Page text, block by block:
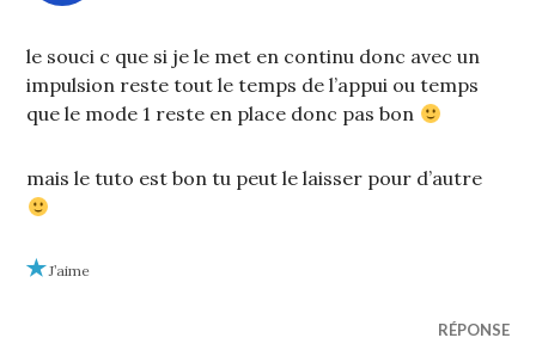
le souci c que si je le met en continu donc avec un
impulsion reste tout le temps de l’appui ou temps
que le mode 1 reste en place donc pas bon
mais le tuto est bon tu peut le laisser pour d’autre
J’aime
RÉPONSE